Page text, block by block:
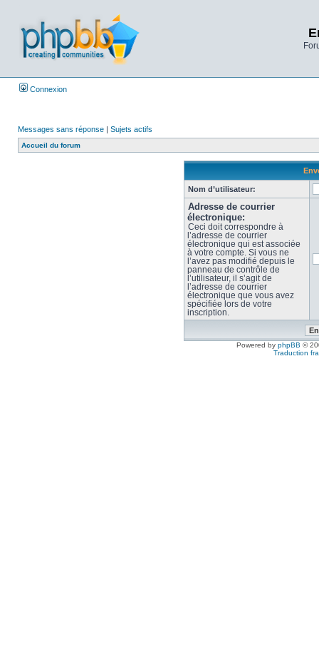
Connexion
Messages sans réponse | Sujets actifs
Accueil du forum
Nom d’utilisateur:
Adresse de courrier
électronique:
Ceci doit correspondre à
l’adresse de courrier
électronique qui est associée
à votre compte. Si vous ne
l’avez pas modifié depuis le
panneau de contrôle de
l’utilisateur, il s’agit de
l’adresse de courrier
électronique que vous avez
spécifiée lors de votre
inscription.
Powered by phpBB ©
Traduction